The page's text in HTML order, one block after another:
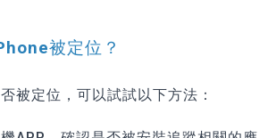
被定位？
被定位，可以試試以下方法：